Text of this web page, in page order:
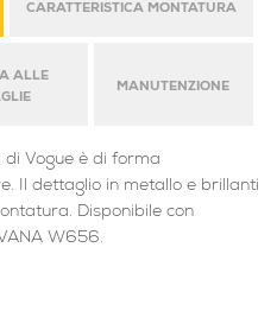
CARATTERISTICA MONTATURA
ALLE
MANUTENZIONE
di Vogue è di forma
Il dettaglio in metallo e brillanti
Disponibile con
W656.